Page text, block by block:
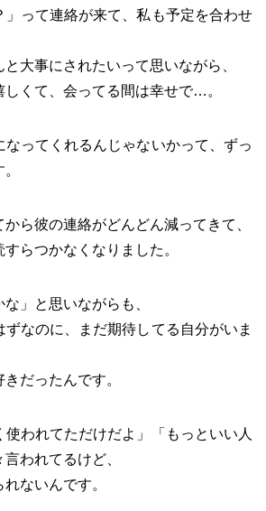
」って連絡が来て、私も予定を合わせ
大事にされたいって思いながら、
くて、会ってる間は幸せで…。
なってくれるんじゃないかって、ずっ
ら彼の連絡がどんどん減ってきて、
らつかなくなりました。
な」と思いながらも、
なのに、まだ期待してる自分がいま
だったんです。
われてただけだよ」「もっといい人
われてるけど、
ないんです。